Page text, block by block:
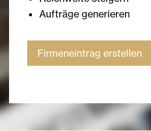
Aufträge generieren
Firmeneintrag erstellen